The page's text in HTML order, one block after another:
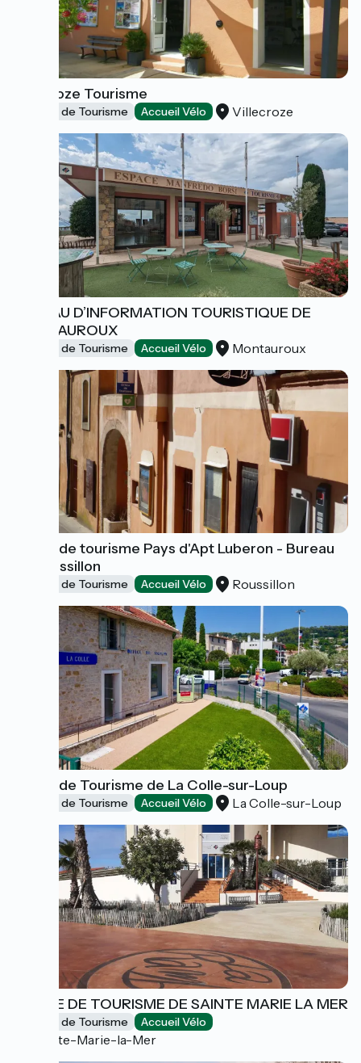
Villecroze Tourisme
Offices de Tourisme Accueil Vélo Villecroze
BUREAU D’INFORMATION TOURISTIQUE DE
MONTAUROUX
Offices de Tourisme Accueil Vélo Montauroux
Office de tourisme Pays d'Apt Luberon - Bureau
de Roussillon
Offices de Tourisme Accueil Vélo Roussillon
Office de Tourisme de La Colle-sur-Loup
Offices de Tourisme Accueil Vélo La Colle-sur-Loup
OFFICE DE TOURISME DE SAINTE MARIE LA MER
Offices de Tourisme Accueil Vélo
Sainte-Marie-la-Mer